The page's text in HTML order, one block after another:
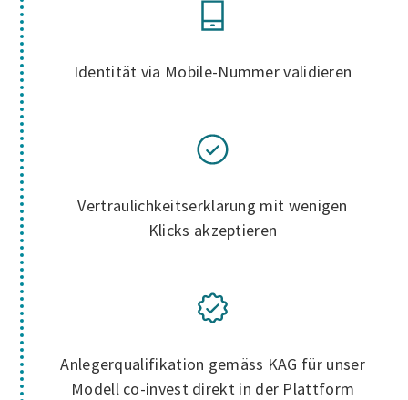
Identität via Mobile-Nummer validieren
Vertraulichkeitserklärung mit wenigen
Klicks akzeptieren
Anlegerqualifikation gemäss KAG für unser
Modell co-invest direkt in der Plattform